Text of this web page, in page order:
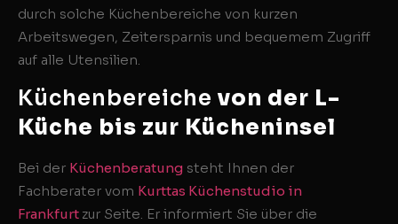
durch solche Küchenbereiche von kurzen
Arbeitswegen, Zeitersparnis und bequemem Zugriff
auf alle Utensilien.
Küchenbereiche von der L-
Küche bis zur Kücheninsel
Bei der Küchenberatung steht Ihnen der
Fachberater vom Kurttas Küchenstudio in
Frankfurt zur Seite. Er informiert Sie über die